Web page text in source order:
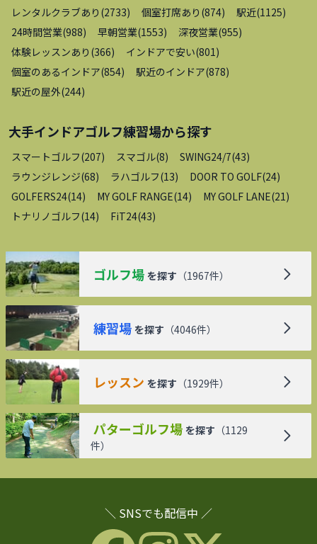
レンタルクラブあり (2733) 個室打席あり (874) 駅近(1125)
24時間営業(988) 早朝営業(1553) 深夜営業(955)
体験レッスンあり (366) インドアで安い(801 )
個室のあるインドア(854) 駅近のインドア(878)
駅近の屋外(244)
大手インドアゴルフ練習場から探す
スマートゴルフ(207) スマゴル(8) SWING24/7(43)
ラウンジレンジ(68) ラハゴルフ(13) DOOR TO GOLF(24)
GOLFERS24(14) MY GOLF RANGE(14) MY GOLF LANE(21 )
トナリノゴルフ(14) FiT24(43)
ゴルフ場 を探す （1967件）
練習場 を探す （4046件）
レッスン を探す （1929件）
パターゴルフ場 を探す （1129
件）
＼ SNSでも配信中 ／